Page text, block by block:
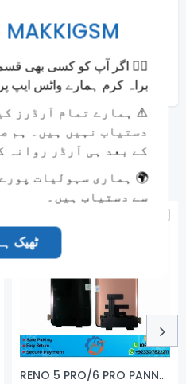
SELECT ALL
RENO 5 PRO/6 PRO PANNEL ORG SVC
MAKKIGSM
🙋‍♂️ اگر آپ کو کسی بھی
براہ کرم ہمارے واٹس ایپ
⚠️ ہمارے تمام آرڈرز
دستیاب نہیں ہیں۔ ہم
کے بعد ہی آرڈر روانہ
🌍 ہماری سہولیات
سے دستیاب ہیں۔
👍 ٹھیک